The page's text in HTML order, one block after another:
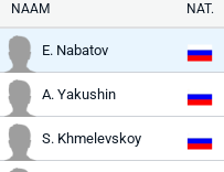
NAAM NAT.
E. Nabatov
A. Yakushin
S. Khmelevskoy